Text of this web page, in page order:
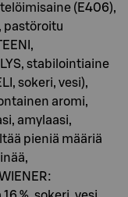
(E406),
pastöroitu
stabilointiaine
sokeri, vesi),
aromi,
amylaasi,
pieniä määriä